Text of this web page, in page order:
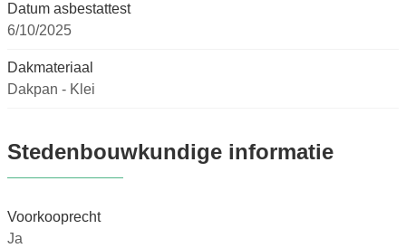
Datum asbestattest
6/10/2025
Dakmateriaal
Dakpan - Klei
Stedenbouwkundige informatie
Voorkooprecht
Ja